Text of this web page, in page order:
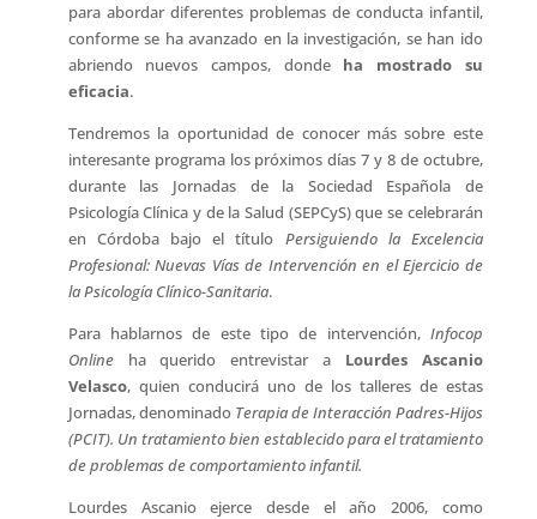
para abordar diferentes problemas de conducta infantil,
conforme se ha avanzado en la investigación, se han ido
abriendo nuevos campos, donde ha mostrado su
eficacia.
Tendremos la oportunidad de conocer más sobre este
interesante programa los próximos días 7 y 8 de octubre,
durante las Jornadas de la Sociedad Española de
Psicología Clínica y de la Salud (SEPCyS) que se celebrarán
en Córdoba bajo el título Persiguiendo la Excelencia
Profesional: Nuevas Vías de Intervención en el Ejercicio de
la Psicología Clínico-Sanitaria.
Para hablarnos de este tipo de intervención, Infocop
Onlineha querido entrevistar a Lourdes Ascanio
Velasco, quien conducirá uno de los talleres de estas
Jornadas, denominado Terapia de Interacción Padres-Hijos
(PCIT). Un tratamiento bien establecido para el tratamiento
de problemas de comportamiento infantil.
Lourdes Ascanio ejerce desde el año 2006, como